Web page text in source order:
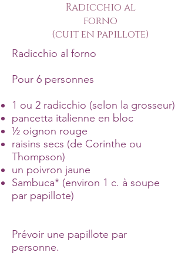
Radicchio al
forno
(cuit en papillote)
Radicchio al forno
Pour 6 personnes
1 ou 2 radicchio (selon la grosseur)
pancetta italienne en bloc
½ oignon rouge
raisins secs (de Corinthe ou
Thompson)
un poivron jaune
Sambuca* (environ 1 c. à soupe
par papillote)
Prévoir une papillote par
personne.